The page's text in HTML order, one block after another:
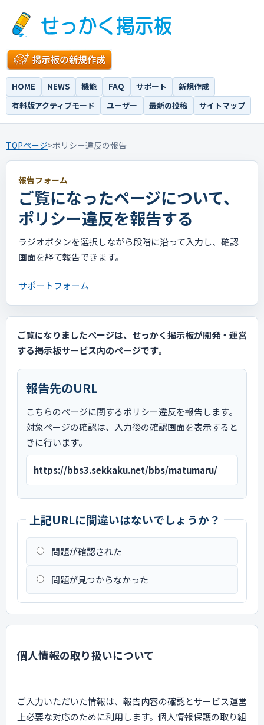
HOME NEWS 機能 FAQ サポート
新規作成
有料版アクティブモード
ユーザー 最新の投稿 サイトマップ
TOPページ>ポリシー違反の報告
報告フォーム
ご覧になったページについて、
ポリシー違反を報告する
ラジオボタンを選択しながら段階に沿って入力し、確認
画面を経て報告できます。
サポートフォーム
ご覧になりましたページは、せっかく掲示板が開発・運営
する掲示板サービス内のページです。
報告先のURL
こちらのページに関するポリシー違反を報告します。
対象ページの確認は、入力後の確認画面を表示すると
きに行います。
https://bbs3.sekkaku.net/bbs/matumaru/
上記URLに間違いはないでしょうか？
問題が確認された
問題が見つからなかった
個人情報の取り扱いについて
ご入力いただいた情報は、報告内容の確認とサービス運営
上必要な対応のために利用します。個人情報保護の取り組